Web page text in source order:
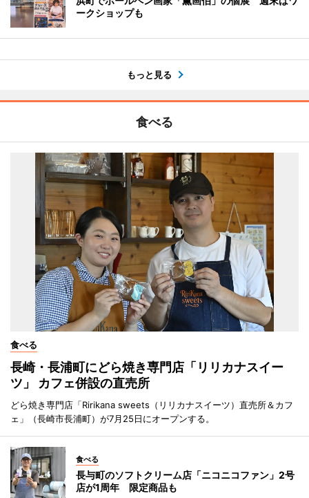
ークショップも
もっと見る
食べる
食べる
長崎・長浦町にどら焼き専門店「リリカナスイー
ツ」 カフェ併設の直売所
どら焼き専門店「Ririkana sweets（リリカナスイーツ）直売所＆カフ
ェ」（長崎市長浦町）が7月25日にオープンする。
食べる
長与町のソフトクリーム店「ニコニコファン」2号
店が1周年 限定商品も